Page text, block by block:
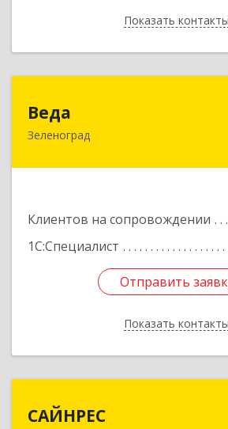
Показать контакты
Назад
Веда
Зеленоград
Клиентов на сопровождении
1С:Специалист
Отправить
Показать контакты
124683, Москва г,
Отправить
Назад
САЙНРЕС